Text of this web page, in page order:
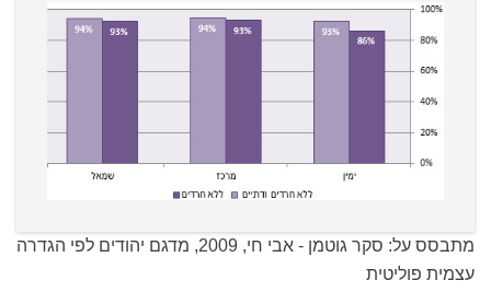
מתבסס על: סקר גוטמן - אבי חי, 2009, מדגם יהודים לפי הגדרה
עצמית פוליטית